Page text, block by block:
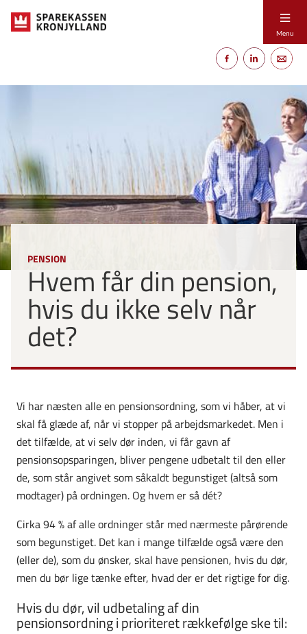
Menu
PENSION
Hvem får din pension,
hvis du ikke selv når
det?
Vi har næsten alle en pensionsordning, som vi håber, at vi
skal få glæde af, når vi stopper på arbejdsmarkedet. Men i
det tilfælde, at vi selv dør inden, vi får gavn af
pensionsopsparingen, bliver pengene udbetalt til den eller
de, som står angivet som såkaldt begunstiget (altså som
modtager) på ordningen. Og hvem er så dét?
Cirka 94 % af alle ordninger står med nærmeste pårørende
som begunstiget. Det kan i mange tilfælde også være den
(eller de), som du ønsker, skal have pensionen, hvis du dør,
men du bør lige tænke efter, hvad der er det rigtige for dig.
Hvis du dør, vil udbetaling af din
pensionsordning i prioriteret rækkefølge ske til: